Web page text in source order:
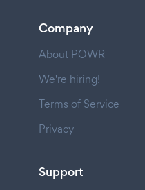
Company
About POWR
We're hiring!
Terms of Service
Privacy
Support